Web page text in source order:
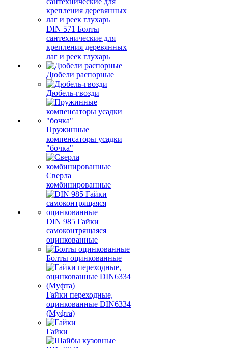
DIN 571 Болты
сантехнические для
крепления деревянных
лаг и реек глухарь
Дюбели распорные
Дюбель-гвозди
Пружинные
компенсаторы усадки
"бочка"
Сверла
комбинированные
DIN 985 Гайки
самоконтрящаяся
оцинкованные
Болты оцинкованные
Гайки переходные,
оцинкованные DIN6334
(Муфта)
Гайки